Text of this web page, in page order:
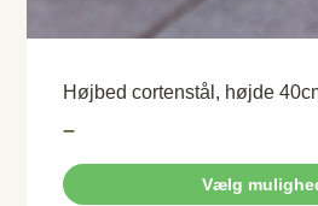
Højbed cortenstål, højde
–
Vælg